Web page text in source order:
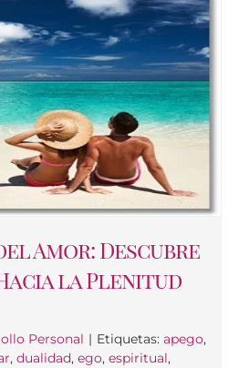
Amor: Descubre
la Plenitud
Personal | Etiquetas: apego,
, dualidad, ego, espiritual,